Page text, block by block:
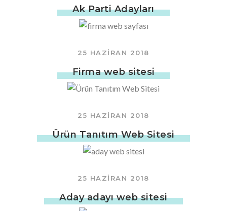
Ak Parti Adayları
25 HAZIRAN 2018
Firma web sitesi
25 HAZIRAN 2018
Ürün Tanıtım Web Sitesi
25 HAZIRAN 2018
Aday adayı web sitesi